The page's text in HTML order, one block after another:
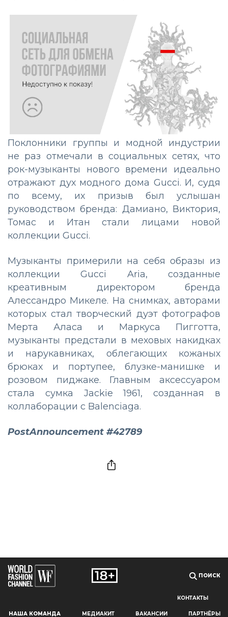
Наш сайт использует файлы cookie и похожие технологии,
Поклонники группы и модной индустрии
не раз отмечали в социальных сетях, что
рок-музыканты нового времени идеально
отражают дух модного дома Gucci. И, судя
по всему, их призыв был услышан
руководством бренда: Дамиано, Виктория,
Томас и Итан стали лицами новой
коллекции Gucci.
Музыканты примерили на себя образы из
коллекции Gucci Aria, созданные
креативным директором бренда
Алессандро Микеле. На снимках, авторами
которых стал творческий дуэт фотографов
Мерта Аласа и Маркуса Пигготта,
музыканты предстали в меховых накидках
и нарукавниках, облегающих кожаных
брюках и портупее, блузке-манишке и
розовом пиджаке. Главным аксессуаром
стала сумка Jackie 1961, созданная в
коллаборации с Balenciaga.
PostAnnouncement #42789
ПОИСК
КОНТАКТЫ
НАША КОМАНДА МЕДИАКИТ ВАКАНСИИ ПАРТНЁРЫ